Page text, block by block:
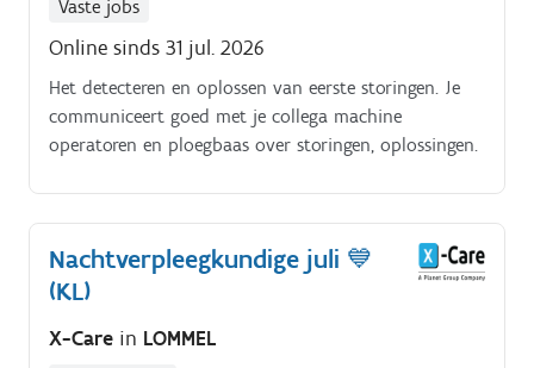
Vaste jobs
Online sinds 31 jul. 2026
Het detecteren en oplossen van eerste storingen. Je
communiceert goed met je collega machine
operatoren en ploegbaas over storingen, oplossingen.
Nachtverpleegkundige juli 💙
(KL)
X-Care in LOMMEL